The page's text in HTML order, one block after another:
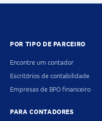
POR TIPO DE PARCEIRO
Encontre um contador
Escritórios de contabilidade
Empresas de BPO financeiro
PARA CONTADORES